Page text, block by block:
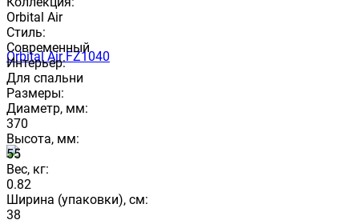
Orbital Air
Стиль:
Современный
Интерьер:
Для спальни
Размеры:
Диаметр, мм:
370
Высота, мм:
55
Вес, кг:
0.82
Ширина (упаковки), см:
38